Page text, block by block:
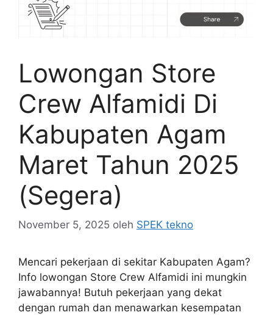
Lowongan Store
Crew Alfamidi Di
Kabupaten Agam
Maret Tahun 2025
(Segera)
November 5, 2025 oleh SPEK tekno
Mencari pekerjaan di sekitar Kabupaten Agam?
Info lowongan Store Crew Alfamidi ini mungkin
jawabannya! Butuh pekerjaan yang dekat
dengan rumah dan menawarkan kesempatan